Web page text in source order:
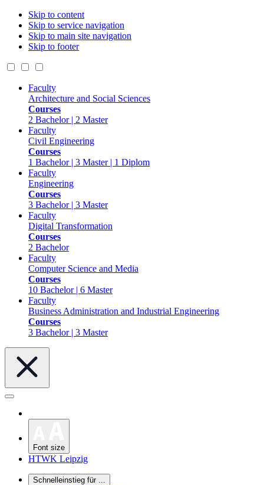
Skip to content
Skip to service navigation
Skip to main site navigation
Skip to footer
Faculty
Architecture and Social Sciences
Courses
2 Bachelor | 2 Master
Faculty
Civil Engineering
Courses
1 Bachelor | 3 Master | 1 Diplom
Faculty
Engineering
Courses
3 Bachelor | 3 Master
Faculty
Digital Transformation
Courses
2 Bachelor
Faculty
Computer Science and Media
Courses
10 Bachelor | 6 Master
Faculty
Business Administration and Industrial Engineering
Courses
3 Bachelor | 3 Master
Font size
HTWK Leipzig
Schnelleinstieg für ...